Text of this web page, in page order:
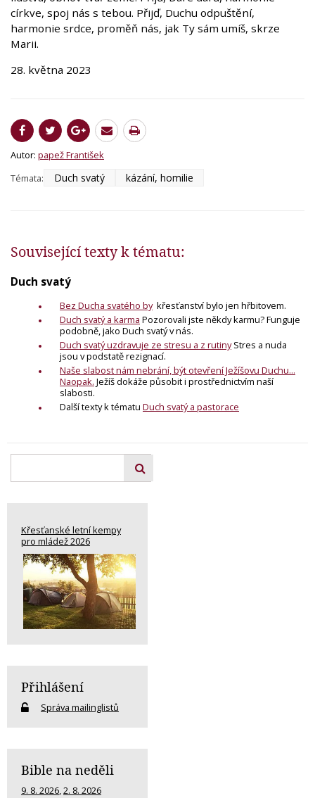
církve, spoj nás s tebou. Přijď, Duchu odpuštění,
harmonie srdce, proměň nás, jak Ty sám umíš, skrze
Marii.
28. května 2023
Autor: papež František
Témata:
Duch svatý kázání, homilie
Související texty k tématu:
Duch svatý
Bez Ducha svatého bykřesťanství bylo jen hřbitovem.
Duch svatý a karma Pozorovali jste někdy karmu? Funguje
podobně, jako Duch svatý v nás.
Duch svatý uzdravuje ze stresu a z rutinyStres a nuda
jsou v podstatě rezignací.
Naše slabost nám nebrání, být otevření Ježíšovu Duchu...
Naopak. Ježíš dokáže působit i prostřednictvím naší
slabosti.
Další texty k tématu Duch svatý a pastorace
Křesťanské letní kempy
pro mládež 2026
Přihlášení
Správa mailinglistů
Bible na neděli
9. 8. 2026,2. 8. 2026